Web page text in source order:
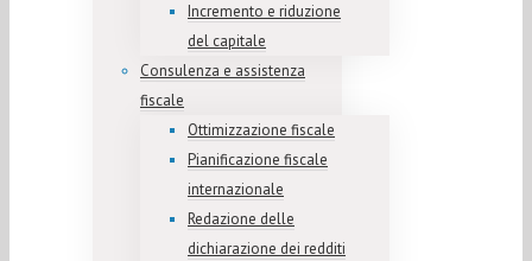
Incremento e riduzione
del capitale
Consulenza e assistenza
fiscale
Ottimizzazione fiscale
Pianificazione fiscale
internazionale
Redazione delle
dichiarazione dei redditi